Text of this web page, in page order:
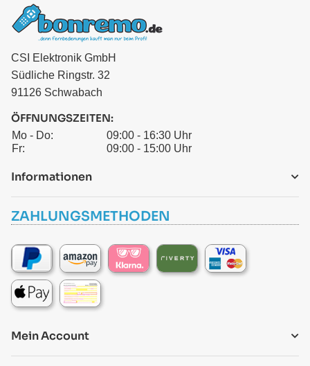
CSI Elektronik GmbH
Südliche Ringstr. 32
91126 Schwabach
ÖFFNUNGSZEITEN:
Mo - Do:
09:00 - 16:30 Uhr
Fr:
09:00 - 15:00 Uhr
Informationen
ZAHLUNGSMETHODEN
Mein Account